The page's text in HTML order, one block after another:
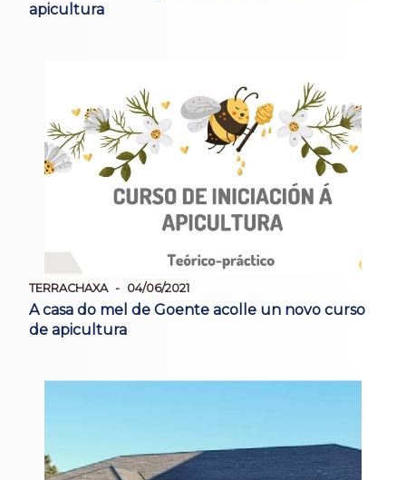
apicultura
TERRACHAXA 04/06/2021
A casa do mel de Goente acolle un novo curso
de apicultura